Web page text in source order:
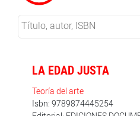
LA EDAD JUSTA
Teoría del arte
Isbn: 9789874445254